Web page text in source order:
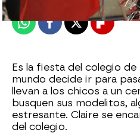
WhatsappFacebook
X
Es la fiesta del colegio
mundo decide ir para
llevan a los chicos a un
busquen sus modelitos,
estresante. Claire se
del colegio.